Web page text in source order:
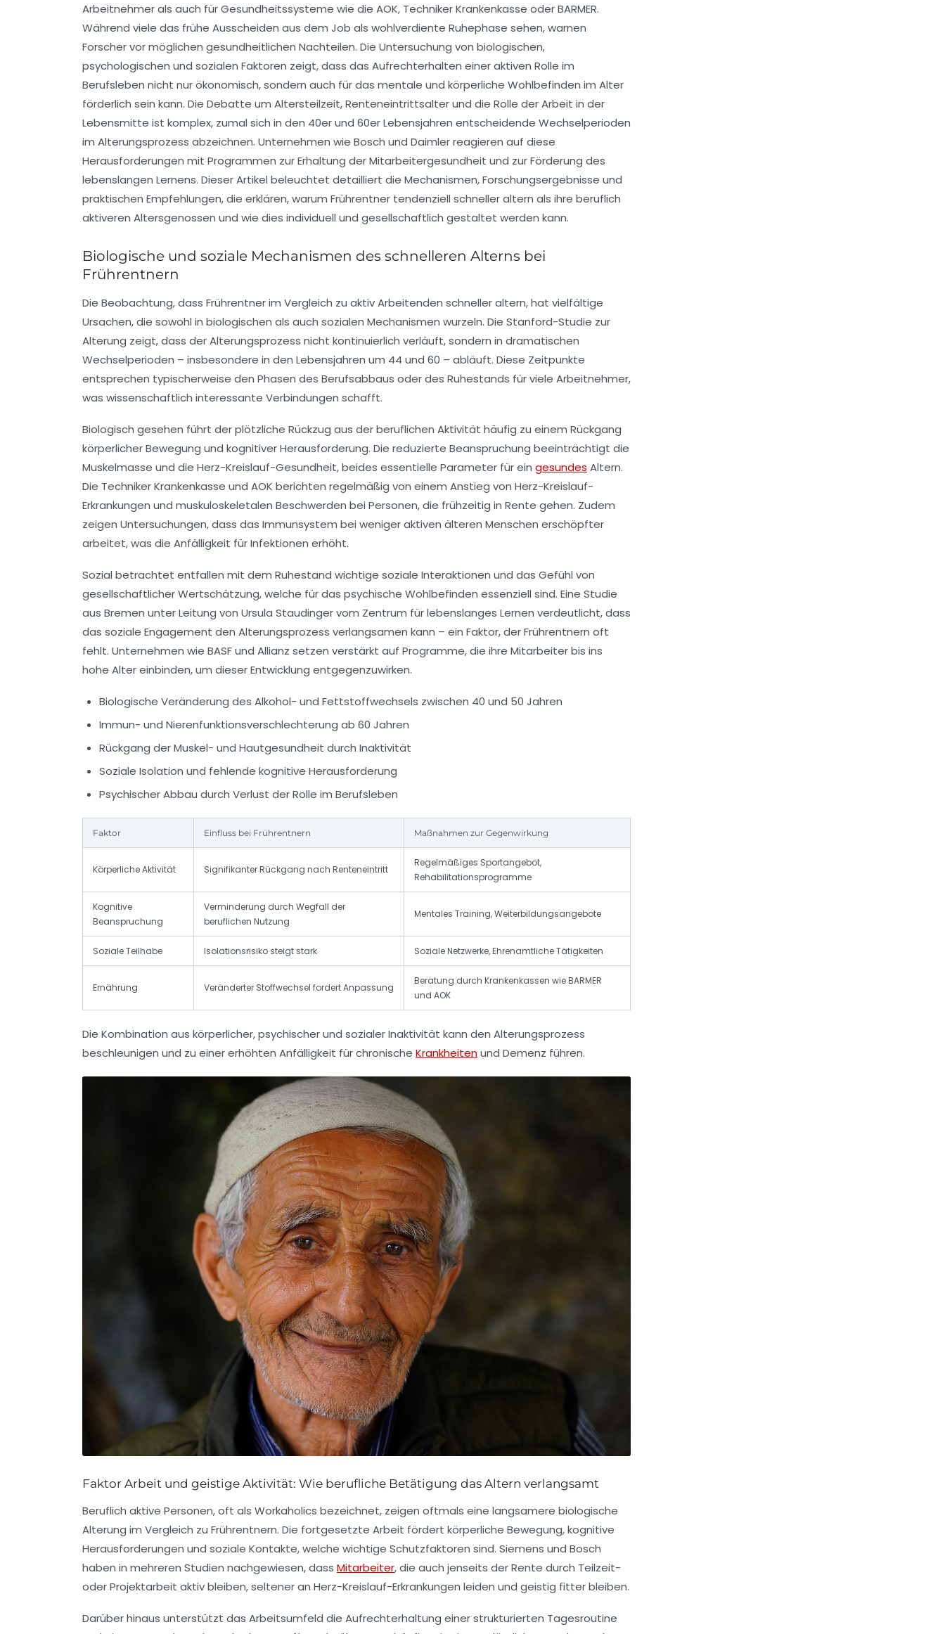
Arbeitnehmer als auch für Gesundheitssysteme wie die AOK, Techniker Krankenkasse oder BARMER.
Während viele das frühe Ausscheiden aus dem Job als wohlverdiente Ruhephase sehen, warnen
Forscher vor möglichen gesundheitlichen Nachteilen. Die Untersuchung von biologischen,
psychologischen und sozialen Faktoren zeigt, dass das Aufrechterhalten einer aktiven Rolle im
Berufsleben nicht nur ökonomisch, sondern auch für das mentale und körperliche Wohlbefinden im Alter
förderlich sein kann. Die Debatte um Altersteilzeit, Renteneintrittsalter und die Rolle der Arbeit in der
Lebensmitte ist komplex, zumal sich in den 40er und 60er Lebensjahren entscheidende Wechselperioden
im Alterungsprozess abzeichnen. Unternehmen wie Bosch und Daimler reagieren auf diese
Herausforderungen mit Programmen zur Erhaltung der Mitarbeitergesundheit und zur Förderung des
lebenslangen Lernens. Dieser Artikel beleuchtet detailliert die Mechanismen, Forschungsergebnisse und
praktischen Empfehlungen, die erklären, warum Frührentner tendenziell schneller altern als ihre beruflich
aktiveren Altersgenossen und wie dies individuell und gesellschaftlich gestaltet werden kann.
Biologische und soziale Mechanismen des schnelleren Alterns bei
Frührentnern
Die Beobachtung, dass Frührentner im Vergleich zu aktiv Arbeitenden schneller altern, hat vielfältige
Ursachen, die sowohl in biologischen als auch sozialen Mechanismen wurzeln. Die Stanford-Studie zur
Alterung zeigt, dass der Alterungsprozess nicht kontinuierlich verläuft, sondern in dramatischen
Wechselperioden – insbesondere in den Lebensjahren um 44 und 60 – abläuft. Diese Zeitpunkte
entsprechen typischerweise den Phasen des Berufsabbaus oder des Ruhestands für viele Arbeitnehmer,
was wissenschaftlich interessante Verbindungen schafft.
Biologisch gesehen führt der plötzliche Rückzug aus der beruflichen Aktivität häufig zu einem Rückgang
körperlicher Bewegung und kognitiver Herausforderung. Die reduzierte Beanspruchung beeinträchtigt die
Muskelmasse und die Herz-Kreislauf-Gesundheit, beides essentielle Parameter für ein gesundes Altern.
Die Techniker Krankenkasse und AOK berichten regelmäßig von einem Anstieg von Herz-Kreislauf-
Erkrankungen und muskuloskeletalen Beschwerden bei Personen, die frühzeitig in Rente gehen. Zudem
zeigen Untersuchungen, dass das Immunsystem bei weniger aktiven älteren Menschen erschöpfter
arbeitet, was die Anfälligkeit für Infektionen erhöht.
Sozial betrachtet entfallen mit dem Ruhestand wichtige soziale Interaktionen und das Gefühl von
gesellschaftlicher Wertschätzung, welche für das psychische Wohlbefinden essenziell sind. Eine Studie
aus Bremen unter Leitung von Ursula Staudinger vom Zentrum für lebenslanges Lernen verdeutlicht, dass
das soziale Engagement den Alterungsprozess verlangsamen kann – ein Faktor, der Frührentnern oft
fehlt. Unternehmen wie BASF und Allianz setzen verstärkt auf Programme, die ihre Mitarbeiter bis ins
hohe Alter einbinden, um dieser Entwicklung entgegenzuwirken.
Biologische Veränderung des Alkohol- und Fettstoffwechsels zwischen 40 und 50 Jahren
Immun- und Nierenfunktionsverschlechterung ab 60 Jahren
Rückgang der Muskel- und Hautgesundheit durch Inaktivität
Soziale Isolation und fehlende kognitive Herausforderung
Psychischer Abbau durch Verlust der Rolle im Berufsleben
Faktor Einfluss bei Frührentnern Maßnahmen zur Gegenwirkung
Körperliche Aktivität Signifikanter Rückgang nach Renteneintritt
Regelmäßiges Sportangebot,
Rehabilitationsprogramme
Kognitive
Beanspruchung
Verminderung durch Wegfall der
beruflichen Nutzung
Mentales Training, Weiterbildungsangebote
Soziale Teilhabe Isolationsrisiko steigt stark Soziale Netzwerke, Ehrenamtliche Tätigkeiten
Ernährung Veränderter Stoffwechsel fordert Anpassung
Beratung durch Krankenkassen wie BARMER
und AOK
Die Kombination aus körperlicher, psychischer und sozialer Inaktivität kann den Alterungsprozess
beschleunigen und zu einer erhöhten Anfälligkeit für chronische Krankheitenund Demenz führen.
Faktor Arbeit und geistige Aktivität: Wie berufliche Betätigung das Altern verlangsamt
Beruflich aktive Personen, oft als Workaholics bezeichnet, zeigen oftmals eine langsamere biologische
Alterung im Vergleich zu Frührentnern. Die fortgesetzte Arbeit fördert körperliche Bewegung, kognitive
Herausforderungen und soziale Kontakte, welche wichtige Schutzfaktoren sind. Siemens und Bosch
haben in mehreren Studien nachgewiesen, dass Mitarbeiter, die auch jenseits der Rente durch Teilzeit-
oder Projektarbeit aktiv bleiben, seltener an Herz-Kreislauf-Erkrankungen leiden und geistig fitter bleiben.
Darüber hinaus unterstützt das Arbeitsumfeld die Aufrechterhaltung einer strukturierten Tagesroutine